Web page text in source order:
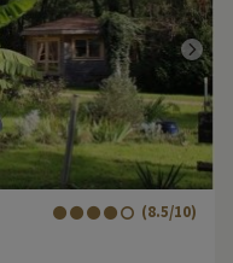
(8.5/10)